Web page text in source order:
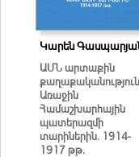
Կարեն
ԱՄՆ արտաքին
Առաջին
Համաշխարհային
պատերազմի
տարիներին. 1914-
1917 թթ.